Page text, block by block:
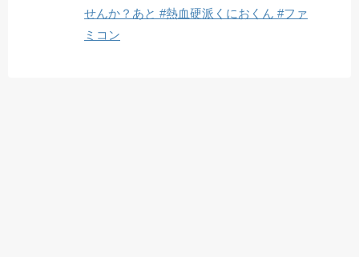
せんか？あと #熱血硬派くにおくん #ファ
ミコン